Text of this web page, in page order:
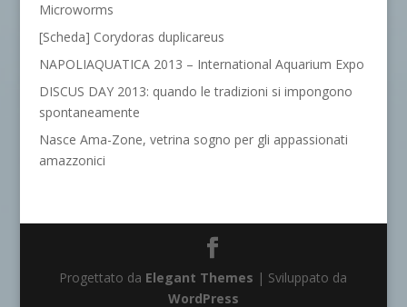
Microworms
[Scheda] Corydoras duplicareus
NAPOLIAQUATICA 2013 – International Aquarium Expo
DISCUS DAY 2013: quando le tradizioni si impongono
spontaneamente
Nasce Ama-Zone, vetrina sogno per gli appassionati
amazzonici
Progettato da Elegant Themes | Sviluppato da
WordPress